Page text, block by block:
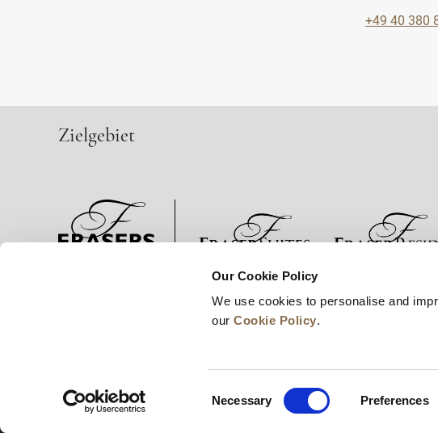
Our Cookie Policy
We use cookies to personalise and
ourCookie Policy.
Necessary Preferences
+49 40 380
Zielgebiet
Unternehmensentwicklung Karriere
© 2026 Frasers Hospitality Pte Ltd. Ein Mitglied der Frasers